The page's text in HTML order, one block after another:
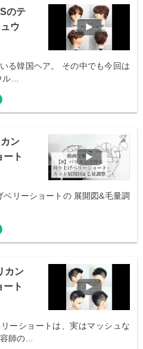
のテ
ウ
る韓国ヘア。 その中でも今回は
…
ン
ート
ベリーショートの 展開図&毛量調
カン
ート
ーショートは、実はマッシュな
師の…